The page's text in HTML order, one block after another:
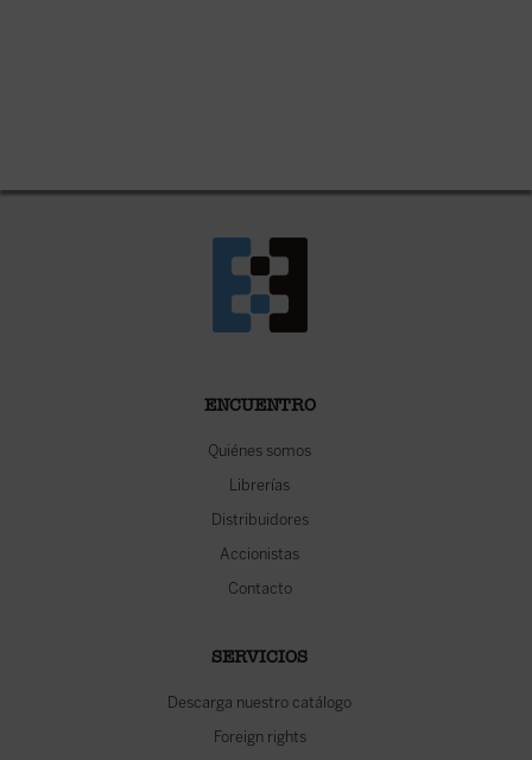
ENCUENTRO
Quiénes somos
Librerías
Distribuidores
Accionistas
Contacto
SERVICIOS
Descarga nuestro catálogo
Foreign rights